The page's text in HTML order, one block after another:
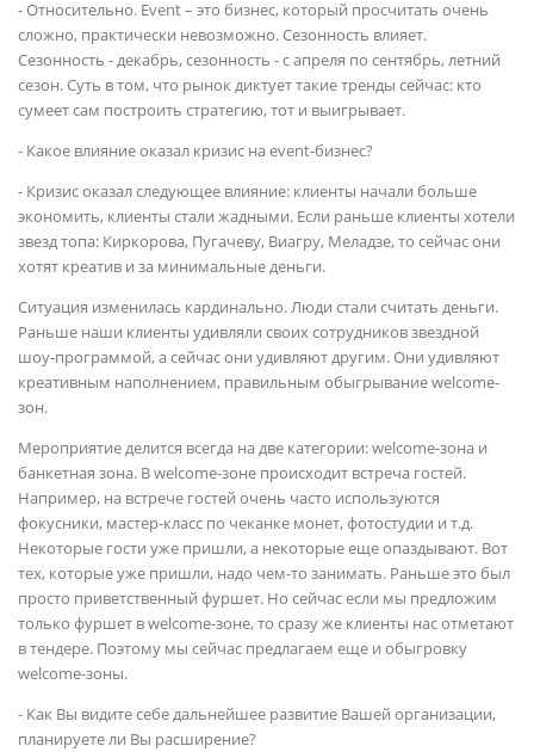
- Относительно. Event – это бизнес, который просчитать очень
сложно, практически невозможно. Сезонность влияет.
Сезонность - декабрь, сезонность - с апреля по сентябрь, летний
сезон. Суть в том, что рынок диктует такие тренды сейчас: кто
сумеет сам построить стратегию, тот и выигрывает.
- Какое влияние оказал кризис на event-бизнес?
- Кризис оказал следующее влияние: клиенты начали больше
экономить, клиенты стали жадными. Если раньше клиенты хотели
звезд топа: Киркорова, Пугачеву, Виагру, Меладзе, то сейчас они
хотят креатив и за минимальные деньги.
Ситуация изменилась кардинально. Люди стали считать деньги.
Раньше наши клиенты удивляли своих сотрудников звездной
шоу-программой, а сейчас они удивляют другим. Они удивляют
креативным наполнением, правильным обыгрывание welcome-
зон.
Мероприятие делится всегда на две категории: welcome-зона и
банкетная зона. В welcome-зоне происходит встреча гостей.
Например, на встрече гостей очень часто используются
фокусники, мастер-класс по чеканке монет, фотостудии и т.д.
Некоторые гости уже пришли, а некоторые еще опаздывают. Вот
тех, которые уже пришли, надо чем-то занимать. Раньше это был
просто приветственный фуршет. Но сейчас если мы предложим
только фуршет в welcome-зоне, то сразу же клиенты нас отметают
в тендере. Поэтому мы сейчас предлагаем еще и обыгровку
welcome-зоны.
- Как Вы видите себе дальнейшее развитие Вашей организации,
планируете ли Вы расширение?